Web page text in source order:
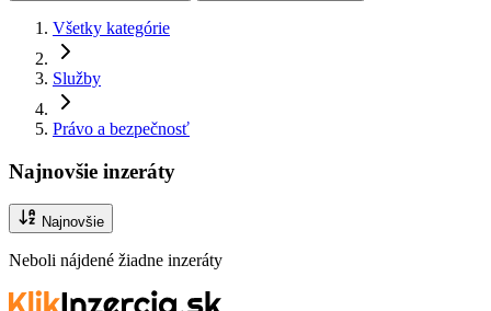
Všetky kategórie
Služby
Právo a bezpečnosť
Najnovšie inzeráty
Najnovšie
Neboli nájdené žiadne inzeráty